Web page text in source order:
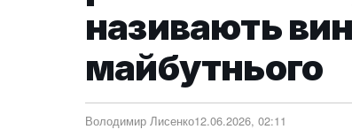
називають
майбутнього
Володимир Лисенко12.06.2026, 02:11